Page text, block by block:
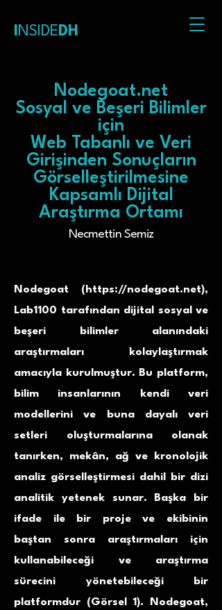
NSIDE DH
Nodegoat.net
Sosyal ve Beşeri Bilimler
için
Web Tabanlı ve Veri
Girişinden Sonuçların
Görselleştirilmesine
Kapsamlı Dijital
Araştırma Ortamı
Necmettin Semiz
Nodegoat ( https://nodegoat.net),
Lab1100 tarafından dijital sosyal ve
beşeri bilimler alanındaki
araştırmaları kolaylaştırmak
amacıyla kurulmuştur. Bu platform,
bilim insanlarının kendi veri
modellerini ve buna dayalı veri
setleri oluşturmalarına olanak
tanırken, mekân, ağ ve kronolojik
analiz görselleştirmesi dahil bir dizi
analitik yetenek sunar. Başka bir
ifade ile bir proje ve ekibinin
baştan sonra araştırmaları için
kullanabileceği ve araştırma
sürecini yönetebileceği bir
platformdur (Görsel 1). Nodegoat,